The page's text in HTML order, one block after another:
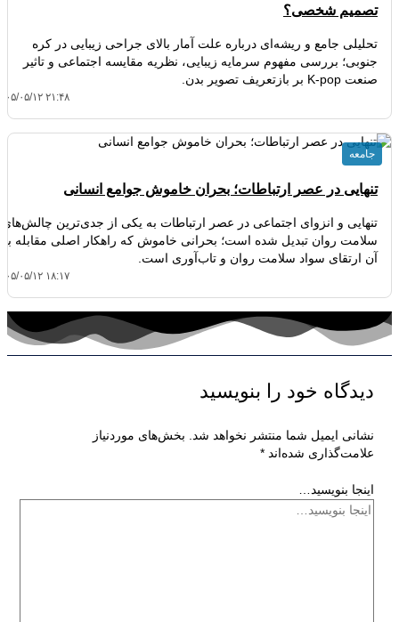
تصمیم شخصی؟
تحلیلی جامع و ریشه‌ای درباره علت آمار بالای جراحی زیبایی در کره
جنوبی؛ بررسی مفهوم سرمایه زیبایی، نظریه مقایسه اجتماعی و تاثیر
صنعت K-pop بر بازتعریف تصویر بدن.
۱۴۰۵/۰۵/۱۲
تنهایی در عصر ارتباطات؛ بحران خاموش جوامع انسانی
تنهایی و انزوای اجتماعی در عصر ارتباطات به یکی از جدی‌ترین چالش‌های
سلامت روان تبدیل شده است؛ بحرانی خاموش که راهکار اصلی مقابله با
آن ارتقای سواد سلامت روان و تاب‌آوری است.
۱۴۰۵/۰۵/۱۲
جامعه
دیدگاه‌ خود را بنویسید
نشانی ایمیل شما منتشر نخواهد شد. بخش‌های موردنیاز
علامت‌گذاری شده‌اند *
اینجا بنویسید…